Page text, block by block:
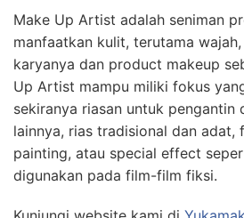
Make Up Artist adalah seniman
manfaatkan kulit, terutama
karyanya dan product makeup
Up Artist mampu miliki fokus
sekiranya riasan untuk pengantin
lainnya, rias tradisional dan adat,
painting, atau special effect
digunakan pada film-film fiksi.